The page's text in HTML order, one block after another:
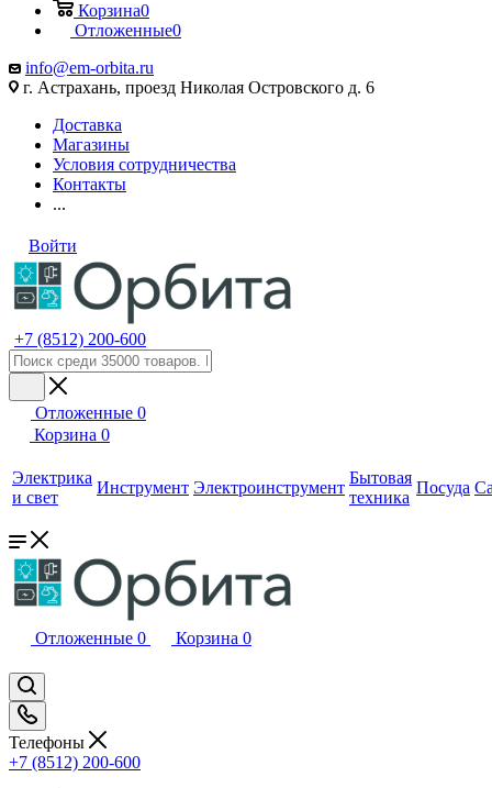
Корзина0
Отложенные0
info@em-orbita.ru
г. Астрахань, проезд Николая Островского д. 6
Доставка
Магазины
Условия сотрудничества
Контакты
...
Войти
+7 (8512) 200-600
Отложенные 0
Корзина 0
Электрика
и свет
Инструмент Электроинструмент
Бытовая
техника
Посуда
Отложенные 0 Корзина 0
Телефоны
+7 (8512) 200-600